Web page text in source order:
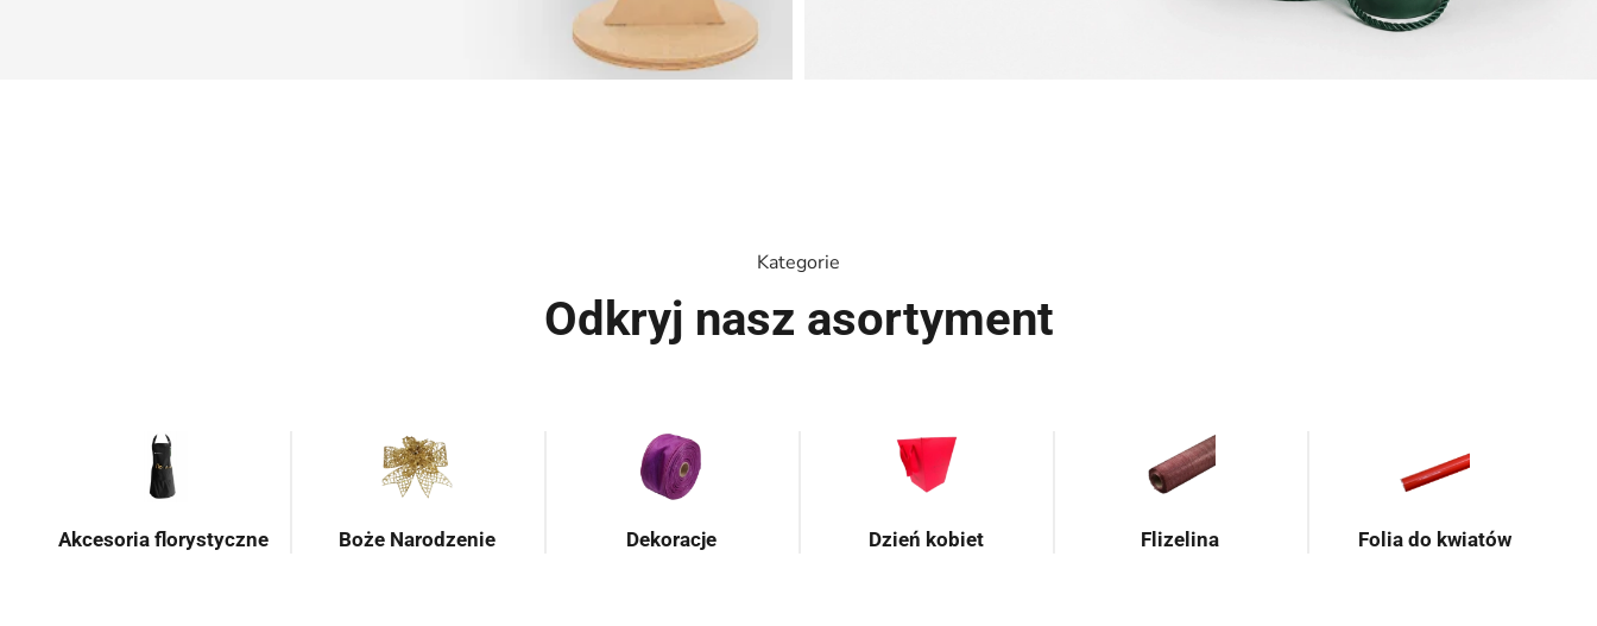
Kategorie
Odkryj nasz asortyment
Akcesoria florystyczne Boże Narodzenie Dekoracje Dzień kobiet Flizelina Folia do kwiatów